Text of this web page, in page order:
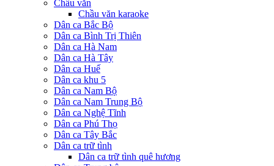
Chầu văn
Chầu văn karaoke
Dân ca Bắc Bộ
Dân ca Bình Trị Thiên
Dân ca Hà Nam
Dân ca Hà Tây
Dân ca Huế
Dân ca khu 5
Dân ca Nam Bộ
Dân ca Nam Trung Bộ
Dân ca Nghệ Tĩnh
Dân ca Phú Thọ
Dân ca Tây Bắc
Dân ca trữ tình
Dân ca trữ tình quê hương